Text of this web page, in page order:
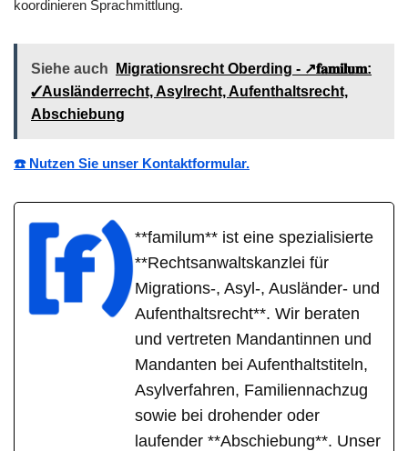
koordinieren Sprachmittlung.
Siehe auch
Migrationsrecht Oberding - ↗️𝐟𝐚𝐦𝐢𝐥𝐮𝐦:
✓Ausländerrecht, Asylrecht, Aufenthaltsrecht,
Abschiebung
☎️ Nutzen Sie unser Kontaktformular.
**familum** ist eine spezialisierte
**Rechtsanwaltskanzlei für
Migrations-, Asyl-, Ausländer- und
Aufenthaltsrecht**. Wir beraten
und vertreten Mandantinnen und
Mandanten bei Aufenthaltstiteln,
Asylverfahren, Familiennachzug
sowie bei drohender oder
laufender **Abschiebung**. Unser